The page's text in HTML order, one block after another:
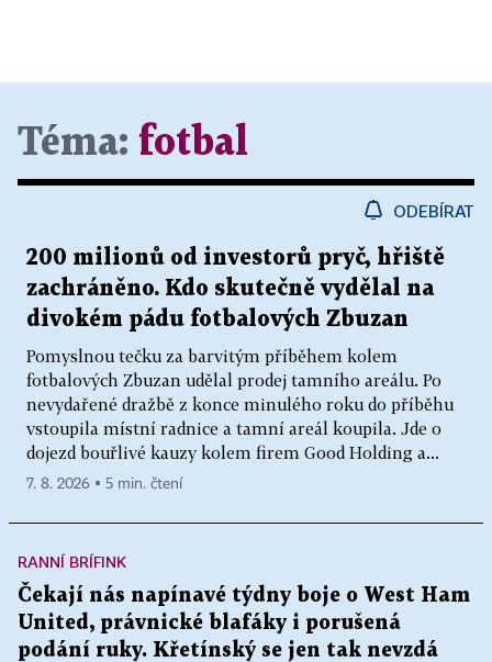
Téma: fotbal
ODEBÍRAT
200 milionů od investorů pryč, hřiště
zachráněno. Kdo skutečně vydělal na
divokém pádu fotbalových Zbuzan
Pomyslnou tečku za barvitým příběhem kolem
fotbalových Zbuzan udělal prodej tamního areálu. Po
nevydařené dražbě z konce minulého roku do příběhu
vstoupila místní radnice a tamní areál koupila. Jde o
dojezd bouřlivé kauzy kolem firem Good Holding a...
7. 8. 2026 ▪ 5 min. čtení
RANNÍ BRÍFINK
Čekají nás napínavé týdny boje o West Ham
United, právnické blafáky i porušená
podání ruky. Křetínský se jen tak nevzdá